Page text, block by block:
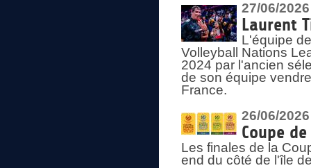
27/06/2026
Laurent
L'équipe
Volleyball Nations
2024 par l'ancien
de son équipe
France.
26/06/2026
Coupe
Les finales de la
end du côté de l'île